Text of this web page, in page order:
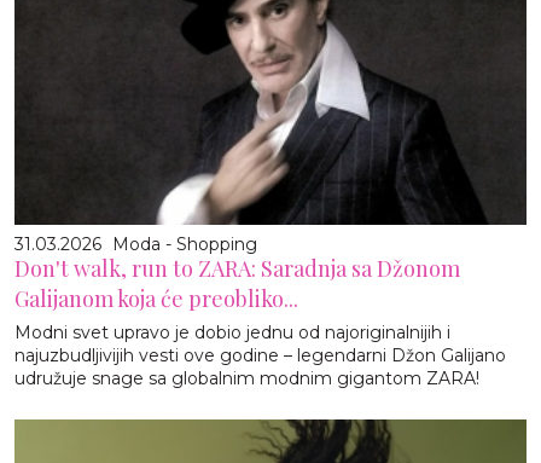
31.03.2026 Moda - Shopping
Don't walk, run to ZARA: Saradnja sa Džonom
Galijanom koja će preobliko...
Modni svet upravo je dobio jednu od najoriginalnijih i
najuzbudljivijih vesti ove godine – legendarni Džon Galijano
udružuje snage sa globalnim modnim gigantom ZARA!